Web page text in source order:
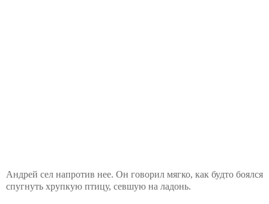
Андрей сел напротив нее. Он говорил мягко, как будто боялся
спугнуть хрупкую птицу, севшую на ладонь.